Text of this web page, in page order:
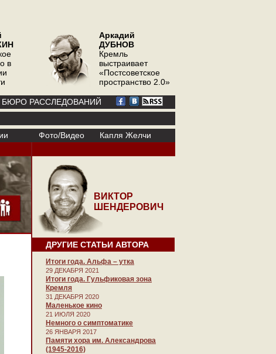
в
Аркадий
ДУБНОВ
Кремль
выстраивает
«Постсоветское
пространство 2.0»
БЮРО РАССЛЕДОВАНИЙ
Фото/Видео
Капля Желчи
ВИКТОР
ШЕНДЕРОВИЧ
ДРУГИЕ СТАТЬИ АВТОРА
Итоги года. Альфа – утка
29 ДЕКАБРЯ 2021
Итоги года. Гульфиковая зона
Кремля
31 ДЕКАБРЯ 2020
Маленькое кино
21 ИЮЛЯ 2020
Немного о симптоматике
26 ЯНВАРЯ 2017
Памяти хора им. Александрова
(1945-2016)